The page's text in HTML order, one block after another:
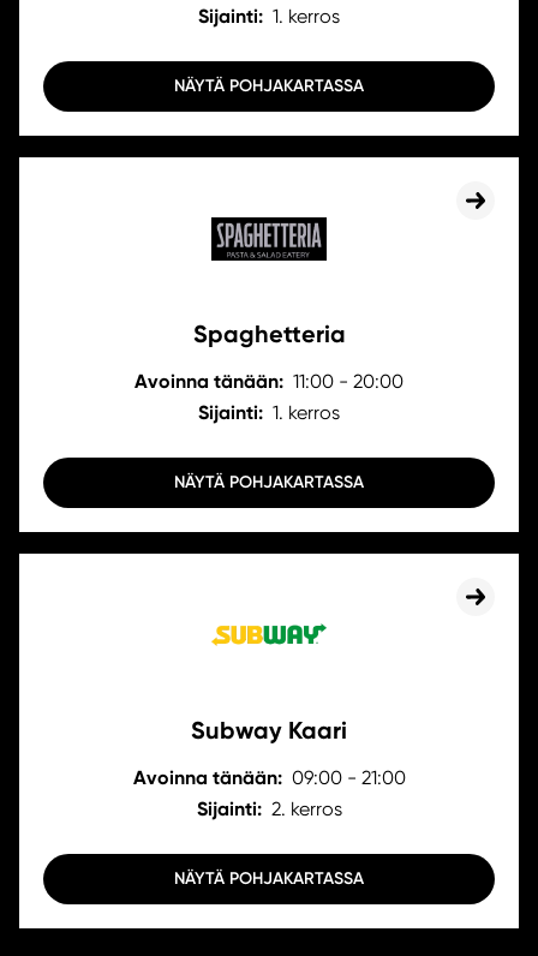
Sijainti: 1. kerros
NÄYTÄ POHJAKARTASSA
Spaghetteria
Avoinna tänään: 11:00 - 20:00
Sijainti: 1. kerros
NÄYTÄ POHJAKARTASSA
Subway Kaari
Avoinna tänään: 09:00 - 21:00
Sijainti: 2. kerros
NÄYTÄ POHJAKARTASSA